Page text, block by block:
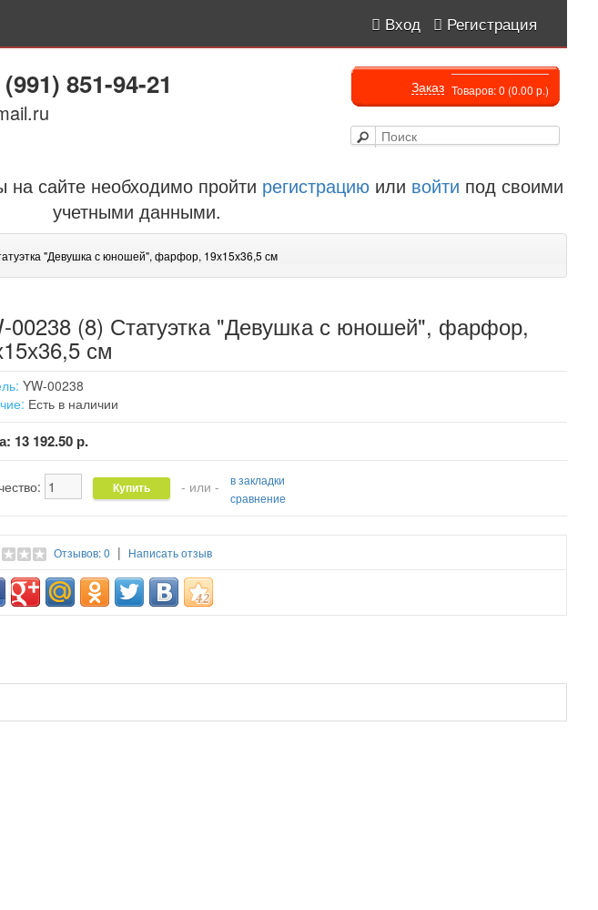
Вход Регистрация
Заказ Товаров: 0 (0.00 р.)
851-94-21
сайте необходимо пройти регистрациюили войти под своими
учетными данными.
"Девушка с юношей", фарфор, 19х15х36,5 см
00238 (8) Статуэтка "Девушка с юношей", фарфор,
см
YW-00238
Есть в наличии
13 192.50 р.
- или -
в закладки
сравнение
Отзывов: 0 | Написать отзыв